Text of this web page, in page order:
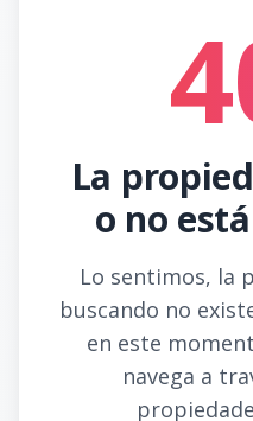
La
o no
Lo sentimos, la
buscando no
en este
navega a